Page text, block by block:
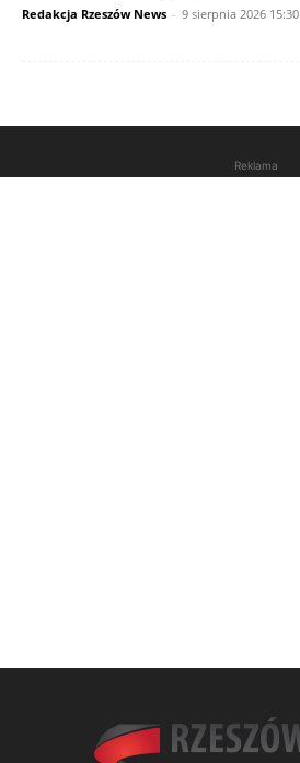
Redakcja Rzeszów News - 9 sierpnia 2026 15:30
Reklama